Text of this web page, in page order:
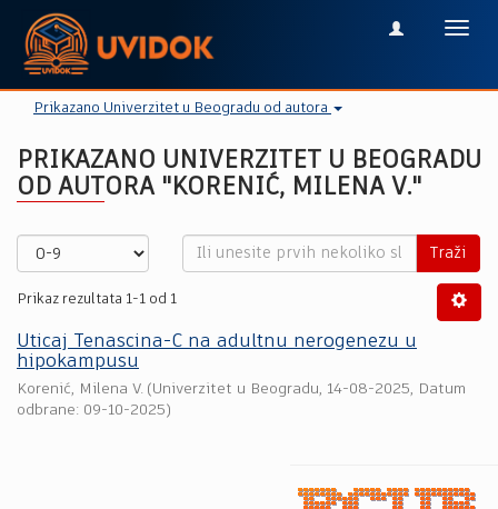
Prikazano Univerzitet u Beogradu od autora
PRIKAZANO UNIVERZITET U BEOGRADU
OD AUTORA "KORENIĆ, MILENA V."
Traži
Prikaz rezultata 1-1 od 1
Uticaj Tenascina-C na adultnu nerogenezu u
hipokampusu
Korenić, Milena V. (Univerzitet u Beogradu, 14-08-2025, Datum
odbrane: 09-10-2025)